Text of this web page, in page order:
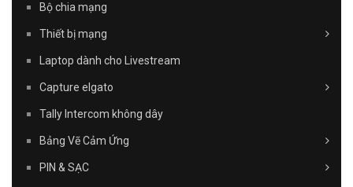
Bộ chia mạng
Thiết bị mạng
Laptop dành cho Livestream
Capture elgato
Tally Intercom không dây
Bảng Vẽ Cảm Ứng
PIN & SẠC